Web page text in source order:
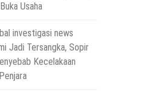
Usaha
investigasi news
Jadi Tersangka, Sopir
Kecelakaan